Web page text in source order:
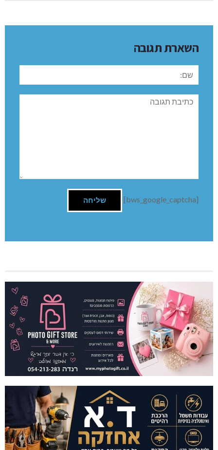
השארת תגובה
שם:
תגובה
[bws_google_captcha]